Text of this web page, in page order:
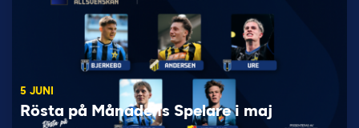
5 JUNI
Rösta på Månadens Spelare i maj